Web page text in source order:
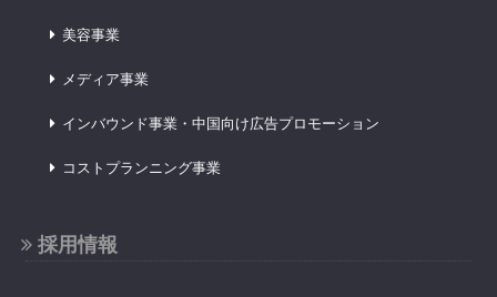
美容事業
メディア事業
インバウンド事業・中国向け広告プロモーション
コストプランニング事業
採用情報